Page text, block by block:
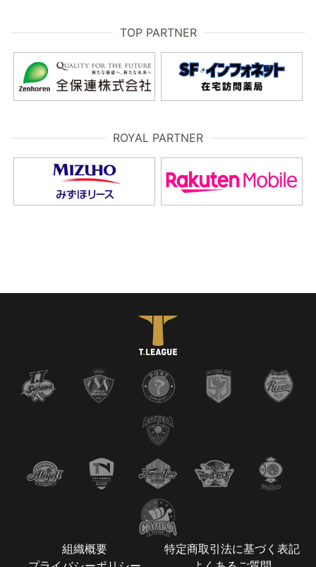
TOP PARTNER
ROYAL PARTNER
組織概要
特定商取引法に基づく表記